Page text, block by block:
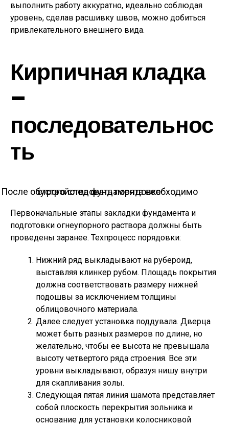
выполнить работу аккуратно, идеально соблюдая
уровень, сделав расшивку швов, можно добиться
привлекательного внешнего вида.
Кирпичная кладка
–
последовательнос
ть
После обустройства фундамента необходимо строго следовать порядовке
Первоначальные этапы закладки фундамента и
подготовки огнеупорного раствора должны быть
проведены заранее. Техпроцесс порядовки:
Нижний ряд выкладывают на рубероид,
выставляя клинкер рубом. Площадь покрытия
должна соответствовать размеру нижней
подошвы за исключением толщины
облицовочного материала.
Далее следует установка поддувала. Дверца
может быть разных размеров по длине, но
желательно, чтобы ее высота не превышала
высоту четвертого ряда строения. Все эти
уровни выкладывают, образуя нишу внутри
для скапливания золы.
Следующая пятая линия шамота представляет
собой плоскость перекрытия зольника и
основание для установки колосниковой